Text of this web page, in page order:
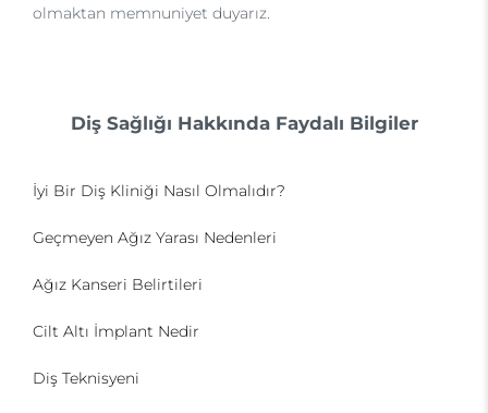
olmaktan memnuniyet duyarız.
Diş Sağlığı Hakkında Faydalı Bilgiler
İyi Bir Diş Kliniği Nasıl Olmalıdır?
Geçmeyen Ağız Yarası Nedenleri
Ağız Kanseri Belirtileri
Cilt Altı İmplant Nedir
Diş Teknisyeni